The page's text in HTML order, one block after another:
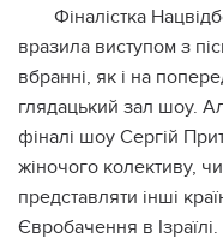
Фіналістка
вразила виступом з
вбранні, як і на
глядацький зал шоу.
фіналі шоу Сергій
жіночого колективу,
представляти інші
Євробачення в